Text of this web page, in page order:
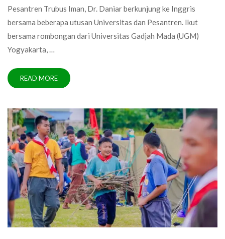
Pesantren Trubus Iman, Dr. Daniar berkunjung ke Inggris
bersama beberapa utusan Universitas dan Pesantren. Ikut
bersama rombongan dari Universitas Gadjah Mada (UGM)
Yogyakarta, …
READ MORE